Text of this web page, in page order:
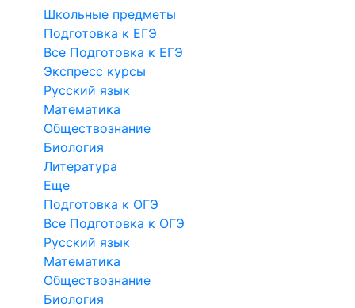
Школьные предметы
Подготовка к ЕГЭ
Все Подготовка к ЕГЭ
Экспресс курсы
Русский язык
Математика
Обществознание
Биология
Литература
Еще
Подготовка к ОГЭ
Все Подготовка к ОГЭ
Русский язык
Математика
Обществознание
Биология